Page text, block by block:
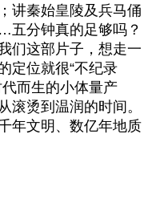
讲秦始皇陵及兵马俑
分钟真的足够吗？
们这部片子，想走一
定位就很“不纪录
而生的小体量产
滚烫到温润的时间。
年文明、数亿年地质